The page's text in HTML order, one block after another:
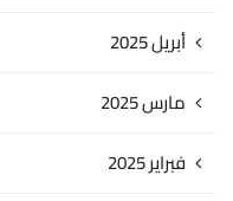
أبريل 2025
مارس 2025
فبراير 2025